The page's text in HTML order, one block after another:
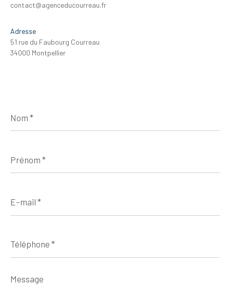
contact@agenceducourreau.fr
Adresse
51 rue du Faubourg Courreau
34000 Montpellier
*
*
mail
*
*
Message
*